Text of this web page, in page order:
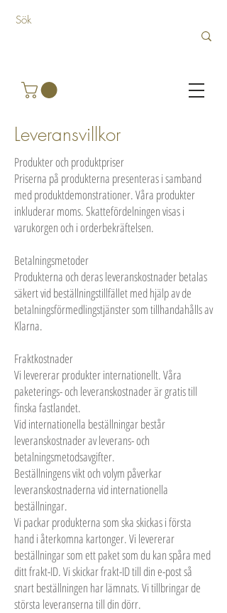
Leveransvillkor
Produkter och produktpriser
Priserna på produkterna presenteras i samband
med produktdemonstrationer. Våra produkter
inkluderar moms. Skattefördelningen visas i
varukorgen och i orderbekräftelsen.
Betalningsmetoder
Produkterna och deras leveranskostnader betalas
säkert vid beställningstillfället med hjälp av de
betalningsförmedlingstjänster som tillhandahålls av
Klarna.
Fraktkostnader
Vi levererar produkter internationellt. Våra
paketerings- och leveranskostnader är gratis till
finska fastlandet.
Vid internationella beställningar består
leveranskostnader av leverans- och
betalningsmetodsavgifter.
Beställningens vikt och volym påverkar
leveranskostnaderna vid internationella
beställningar.
Vi packar produkterna som ska skickas i första
hand i återkomna kartonger. Vi levererar
beställningar som ett paket som du kan spåra med
ditt frakt-ID. Vi skickar frakt-ID till din e-post så
snart beställningen har lämnats. Vi tillbringar de
största leveranserna till din dörr.